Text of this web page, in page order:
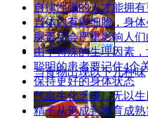
当食物出现以下几种味
自律性强的人才能拥
当体内有癌细胞，身
脲毒症会严重影响人
由于特殊的生理因素
聪明的患者要记住4个
保持更好的身体状态
气血生化乏源，无以
精子从形成到发育成熟